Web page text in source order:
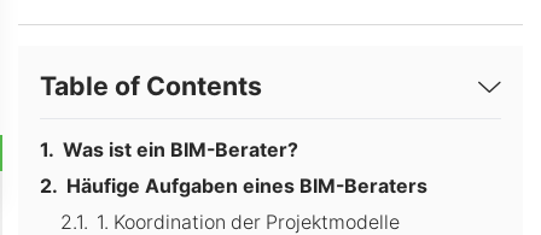
Table of Contents
Was ist ein BIM-Berater?
Häufige Aufgaben eines BIM-Beraters
1. Koordination der Projektmodelle